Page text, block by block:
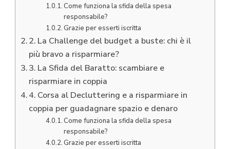
Come funziona la sfida della spesa
responsabile?
Grazie per esserti iscritta
2. La Challenge del budget a buste: chi è il
più bravo a risparmiare?
3. La Sfida del Baratto: scambiare e
risparmiare in coppia
4. Corsa al Decluttering e a risparmiare in
coppia per guadagnare spazio e denaro
Come funziona la sfida della spesa
responsabile?
Grazie per esserti iscritta